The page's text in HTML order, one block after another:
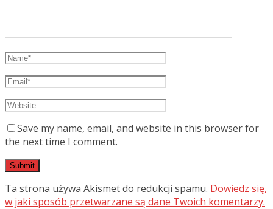
Save my name, email, and website in this browser for
the next time I comment.
Ta strona używa Akismet do redukcji spamu. Dowiedz się,
w jaki sposób przetwarzane są dane Twoich komentarzy.